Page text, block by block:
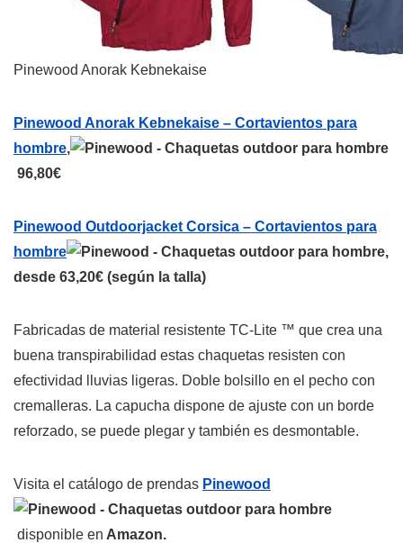
Pinewood Anorak Kebnekaise
Pinewood Anorak Kebnekaise – Cortavientos para
hombre,
96,80€
Pinewood Outdoorjacket Corsica – Cortavientos para
hombre
,
desde 63,20€ (según la talla)
Fabricadas de material resistente TC-Lite ™ que crea una
buena transpirabilidad estas chaquetas resisten con
efectividad lluvias ligeras. Doble bolsillo en el pecho con
cremalleras. La capucha dispone de ajuste con un borde
reforzado, se puede plegar y también es desmontable.
Visita el catálogo de prendas Pinewood
disponible en Amazon.